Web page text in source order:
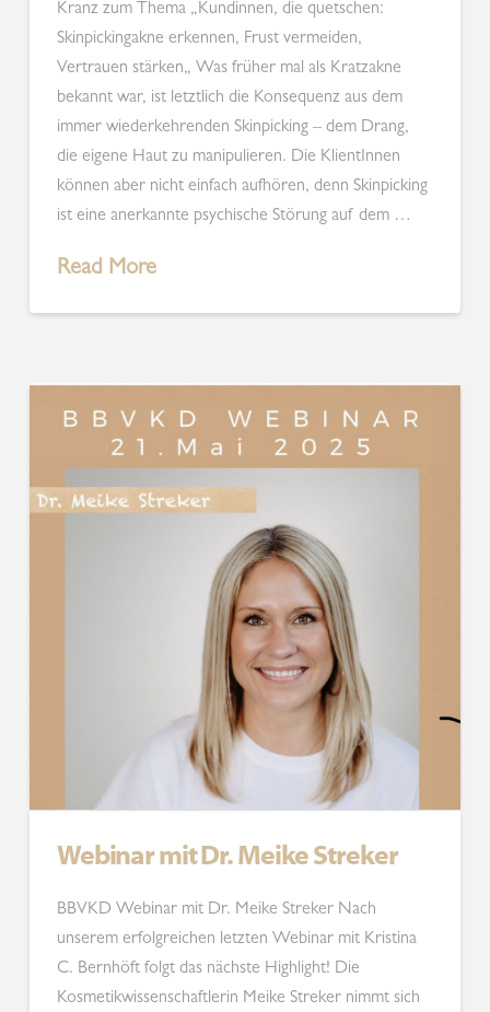
Kranz zum Thema „Kundinnen, die quetschen:
Skinpickingakne erkennen, Frust vermeiden,
Vertrauen stärken„ Was früher mal als Kratzakne
bekannt war, ist letztlich die Konsequenz aus dem
immer wiederkehrenden Skinpicking – dem Drang,
die eigene Haut zu manipulieren. Die KlientInnen
können aber nicht einfach aufhören, denn Skinpicking
ist eine anerkannte psychische Störung auf dem …
Read More
Webinar mit Dr. Meike Streker
BBVKD Webinar mit Dr. Meike Streker Nach
unserem erfolgreichen letzten Webinar mit Kristina
C. Bernhöft folgt das nächste Highlight! Die
Kosmetikwissenschaftlerin Meike Streker nimmt sich